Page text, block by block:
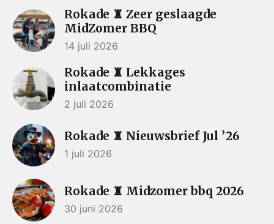
Rokade ♜ Zeer geslaagde
MidZomer BBQ
14 juli 2026
Rokade ♜ Lekkages
inlaatcombinatie
2 juli 2026
Rokade ♜ Nieuwsbrief Jul ’26
1 juli 2026
Rokade ♜ Midzomer bbq 2026
30 juni 2026